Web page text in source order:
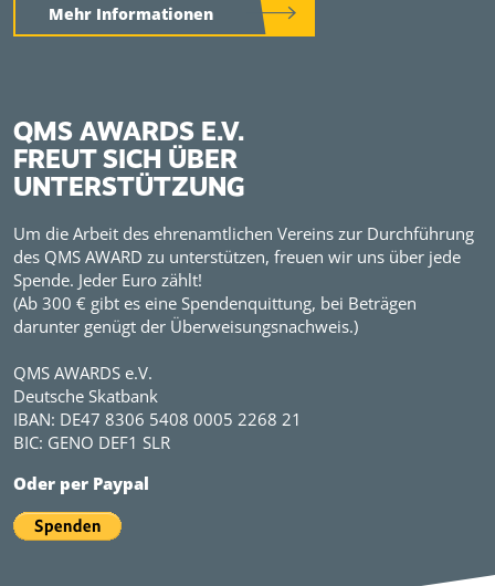
Mehr Informationen
QMS AWARDS E.V.
FREUT SICH ÜBER
UNTERSTÜTZUNG
Um die Arbeit des ehrenamtlichen Vereins zur Durchführung
des QMS AWARD zu unterstützen, freuen wir uns über jede
Spende. Jeder Euro zählt!
(Ab 300 € gibt es eine Spendenquittung, bei Beträgen
darunter genügt der Überweisungsnachweis.)
QMS AWARDS e.V.
Deutsche Skatbank
IBAN: DE47 8306 5408 0005 2268 21
BIC: GENO DEF1 SLR
Oder per Paypal